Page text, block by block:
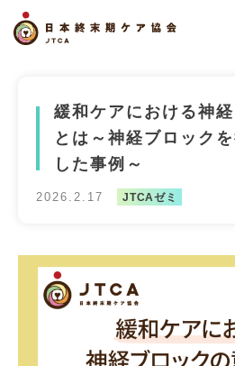
緩和ケアにおける神
とは～神経ブロック
した事例～
2026.2.17 JTCAゼミ